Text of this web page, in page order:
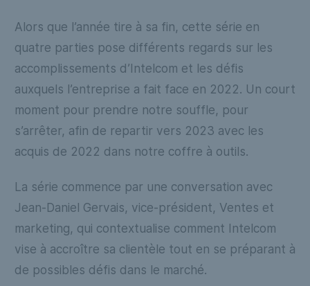
Alors que l’année tire à sa fin, cette série en
quatre parties pose différents regards sur les
accomplissements d’Intelcom et les défis
auxquels l’entreprise a fait face en 2022. Un court
moment pour prendre notre souffle, pour
s’arrêter, afin de repartir vers 2023 avec les
acquis de 2022 dans notre coffre à outils.
La série commence par une conversation avec
Jean-Daniel Gervais, vice-président, Ventes et
marketing, qui contextualise comment Intelcom
vise à accroître sa clientèle tout en se préparant à
de possibles défis dans le marché.